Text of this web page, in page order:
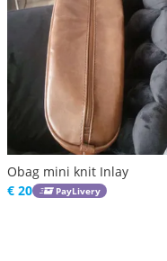
Obag mini knit Inlay
€ 20
PayLivery